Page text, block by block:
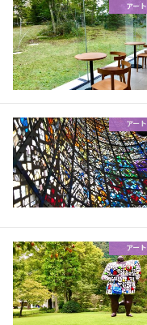
アート
アート
アート